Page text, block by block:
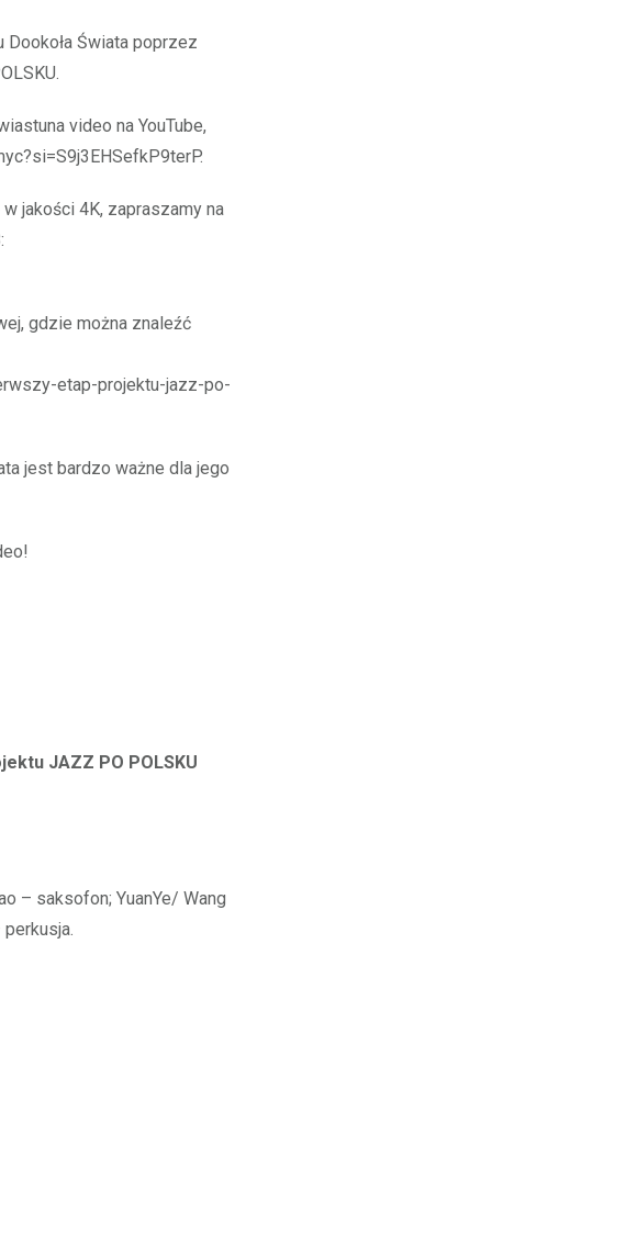
Świata poprzez
video na YouTube,
jakości 4K, zapraszamy na
gdzie można znaleźć
etap-projektu-jazz-po-
jest bardzo ważne dla jego
JAZZ PO POLSKU
– saksofon; YuanYe/ Wang